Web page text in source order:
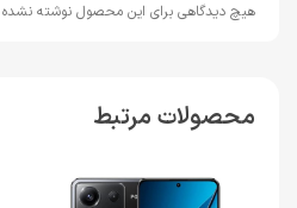
هیچ دیدگاهی برای این محصول نوشته
محصولات مرتبط